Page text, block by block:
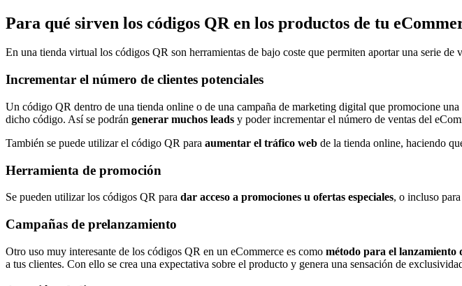
Para qué sirven los códigos QR en los productos de tu
En una tienda virtual los códigos QR son herramientas de bajo coste que permiten aportar una serie de
Incrementar el número de clientes potenciales
Un código QR dentro de una tienda online o de una campaña de marketing digital que promocione
dicho código. Así se podrán generar muchos leads y poder incrementar el número de ventas del
También se puede utilizar el código QR para aumentar el tráfico web de la tienda online, haciendo
Herramienta de promoción
Se pueden utilizar los códigos QR para dar acceso a promociones u ofertas especiales, o incluso
Campañas de prelanzamiento
Otro uso muy interesante de los códigos QR en un eCommerce es como método para el lanzamiento
a tus clientes. Con ello se crea una expectativa sobre el producto y genera una sensación de